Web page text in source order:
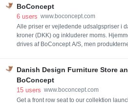
BoConcept
6 users www.boconcept.com
Alle priser er vejledende udsalgspriser i
kroner (DKK) og inkluderer moms.
drives af BoConcept A/S, men
Danish Design Furniture Store
BoConcept
15 users www.boconcept.com
Get a front row seat to our collektion